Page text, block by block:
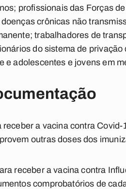
profissionais das Forças
crônicas não
trabalhadores de
do sistema de
e adolescentes e jovens em
receber a vacina contra
outras doses dos
receber a vacina contra
comprobatórios de